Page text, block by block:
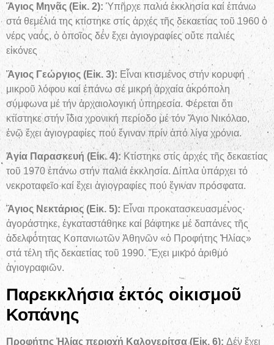
Ἅγιος Μηνᾶς (Εἰκ. 2): Ὑπῆρχε παλιά ἐκκλησία καί ἐπάνω
στά θεμέλιά της κτίστηκε στίς ἀρχές τῆς δεκαετίας τοῦ 1960 ὁ
νέος ναός, ὁ ὁποῖος δέν ἔχει ἁγιογραφίες οὔτε παλιές
εἰκόνες
Ἅγιος Γεώργιος (Εἰκ. 3): Εἶναι κτισμένος στήν κορυφή
μικροῦ λόφου καί ἐπάνω σέ μικρή ἀρχαία ἀκρόπολη
σύμφωνα μέ τήν ἀρχαιολογική ὑπηρεσία. Φέρεται ὅτι
κτίστηκε στήν ἴδια χρονική περίοδο μέ τόν Ἅγιο Νικόλαο,
ἐνῷ ἔχει ἁγιογραφίες πού ἔγιναν πρίν ἀπό λίγα χρόνια.
Ἁγία Παρασκευή (Εἰκ. 4):Κτίστηκε στίς ἀρχές τῆς δεκαετίας
τοῦ 1970 ἐπάνω στήν παλιά ἐκκλησία. Δίπλα ὑπάρχει τό
νεκροταφεῖο καί ἔχει ἁγιογραφίες πού ἔγιναν πρόσφατα.
Ἅγιος Νεκτάριος (Εἰκ. 5): Εἶναι προκατασκευασμένος·
ἀγοράστηκε, ἐγκαταστάθηκε καί βάφτηκε μέ δαπάνες τῆς
ἀδελφότητας Κοπανιωτῶν Ἀθηνῶν «ὁ Προφήτης Ἠλίας»
στά τέλη τῆς δεκαετίας τοῦ 1990. Ἔχει μικρό ἀριθμό
ἁγιογραφιῶν.
Παρεκκλήσια ἐκτός οἰκισμοῦ
Κοπάνης
Προφήτης Ἠλίας περιοχή Καλογερίτσα (Εἰκ. 6): Δέν ἔχει